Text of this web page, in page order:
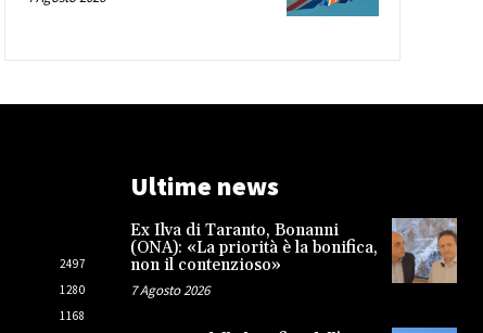
2497
1280
1168
Ultime news
Ex Ilva di Taranto, Bonanni
(ONA): «La priorità è la bonifica,
non il contenzioso»
7 Agosto 2026